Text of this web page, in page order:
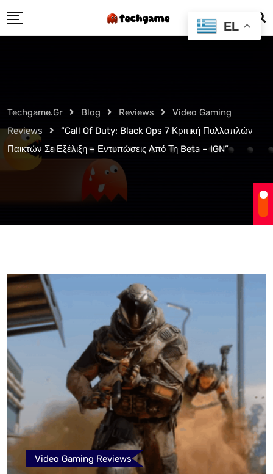
to
Techgame.gr Blog Reviews
Video Gaming
Reviews
“Call Of Duty: Black Ops 7 Κριτική Πολλαπλών
Παικτών Σε Εξέλιξη – Εντυπώσεις Από Τη Beta – IGN”
Video Gaming Reviews
EL